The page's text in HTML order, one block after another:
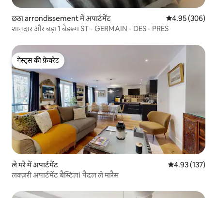
छठा arrondissement में अपार्टमेंट औसत रेटिंग 5 में से
4.95 (306)
शानदार और बड़ा 1 बेडरूम ST - GERMAIN - DES - PRES
गेस्ट्स की फ़ेवरेट
गेस्ट्स की फ़ेवरेट
ले मरे में अपार्टमेंट औसत रेटिंग 5 में से
4.93 (137)
लक्ज़री अपार्टमेंट बैस्टिल। पैदल ले मारैस